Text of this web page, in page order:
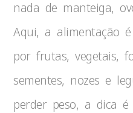
nada de manteiga,
Aqui, a alimentação
por frutas, vegetais,
sementes, nozes e
perder peso, a dica